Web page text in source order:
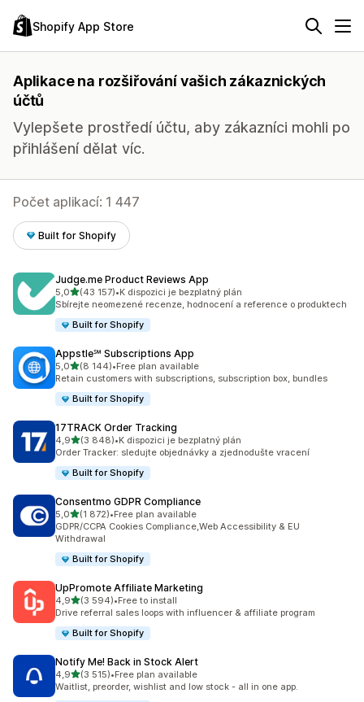
Shopify App Store
Aplikace na rozšiřování vašich zákaznických
účtů
Vylepšete prostředí účtu, aby zákazníci mohli po
přihlášení dělat víc.
Počet aplikací: 1 447
Built for Shopify
Judge.me Product Reviews App
5,0z 5 hvězd
(43 157)
Celkový počet recenzí: 43157
•K dispozici je bezplatný plán
Sbírejte neomezené recenze, hodnocení a reference o produktech
Built for Shopify
Appstle℠ Subscriptions App
5,0z 5 hvězd
(8 144)
Celkový počet recenzí: 8144
•Free plan available
Retain customers with subscriptions, subscription box, bundles
Built for Shopify
17TRACK Order Tracking
4,9z 5 hvězd
(3 848)
Celkový počet recenzí: 3848
•K dispozici je bezplatný plán
Order Tracker: sledujte objednávky a zjednodušte vracení
Built for Shopify
Consentmo GDPR Compliance
5,0z 5 hvězd
(1 872)
Celkový počet recenzí: 1872
•Free plan available
GDPR/CCPA Cookies Compliance,Web Accessibility & EU
Withdrawal
Built for Shopify
UpPromote Affiliate Marketing
4,9z 5 hvězd
(3 594)
Celkový počet recenzí: 3594
•Free to install
Drive referral sales loops with influencer & affiliate program
Built for Shopify
Notify Me! Back in Stock Alert
4,9z 5 hvězd
(3 515)
Celkový počet recenzí: 3515
•Free plan available
Waitlist, preorder, wishlist and low stock - all in one app.